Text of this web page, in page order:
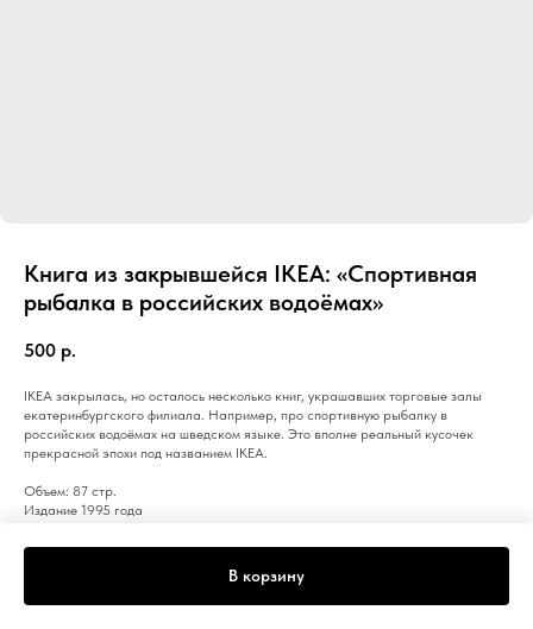
Книга из закрывшейся IKEA: «Спортивная
рыбалка в российских водоёмах»
500 р.
В корзину
IKEA закрылась, но осталось несколько книг, украшавших торговые залы
екатеринбургского филиала. Например, про спортивную рыбалку в
российских водоёмах на шведском языке. Это вполне реальный кусочек
прекрасной эпохи под названием IKEA.
Объем: 87 стр.
Издание 1995 года
Твердая обложка